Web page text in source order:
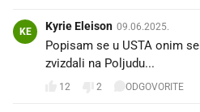
KE Kyrie Eleison 09.06.2025.
Popisam se u USTA onim
zvizdali na Poljudu...
12 2 ODGOVORITE